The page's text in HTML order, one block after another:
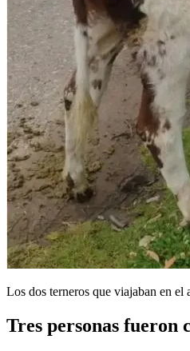
Los dos terneros que viajaban en el
Tres personas fueron